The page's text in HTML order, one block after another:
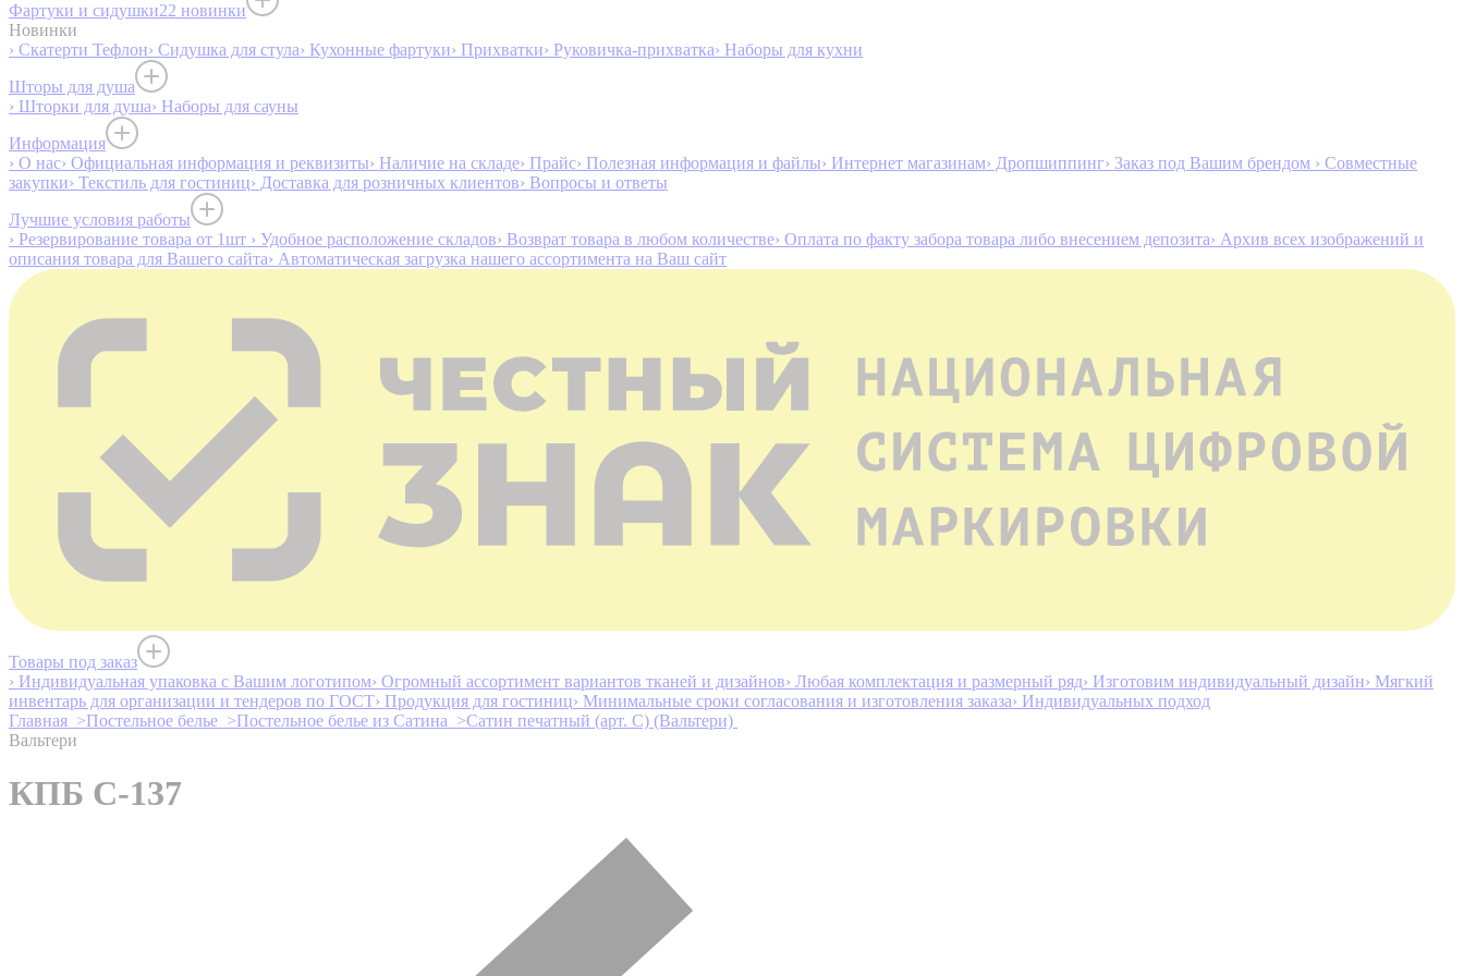
Фартуки и сидушки22 новинки
Новинки
› Скатерти Тефлон› Сидушка для стула› Кухонные фартуки› Прихватки› Руковичка-прихватка› Наборы для кухни
Шторы для душа
› Шторки для душа› Наборы для сауны
Информация
› О нас› Официальная информация и реквизиты› Наличие на складе› Прайс› Полезная информация и файлы› Интернет магазинам› Дропшиппинг› Заказ под Вашим брендом › Совместные
закупки› Текстиль для гостиниц› Доставка для розничных клиентов› Вопросы и ответы
Лучшие условия работы
› Резервирование товара от 1шт › Удобное расположение складов› Возврат товара в любом количестве› Оплата по факту забора товара либо внесением депозита› Архив всех изображений и
описания товара для Вашего сайта› Автоматическая загрузка нашего ассортимента на Ваш сайт
Товары под заказ
› Индивидуальная упаковка с Вашим логотипом› Огромный ассортимент вариантов тканей и дизайнов› Любая комплектация и размерный ряд› Изготовим индивидуальный дизайн› Мягкий
инвентарь для организации и тендеров по ГОСТ› Продукция для гостиниц› Минимальные сроки согласования и изготовления заказа› Индивидуальных подход
Главная >Постельное белье >Постельное белье из Сатина >Сатин печатный (арт. С) (Вальтери)
Вальтери
КПБ С-137